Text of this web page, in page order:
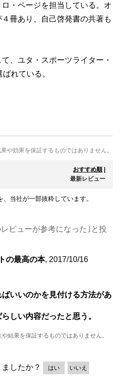
・ページを担当している。オ
冊あり、自己啓発書の共著も
、ユタ・スポーツライター・
れている。
や効果を保証するものではありません。
おすすめ順
最新レビュー
当社が一部抜粋しています。
ビューが参考になった｣と投
の最高の本, 2017/10/16
いいのかを見付ける方法があ
しい内容だったと思う。
結果を保証するものではありません。
したか？ はい いいえ